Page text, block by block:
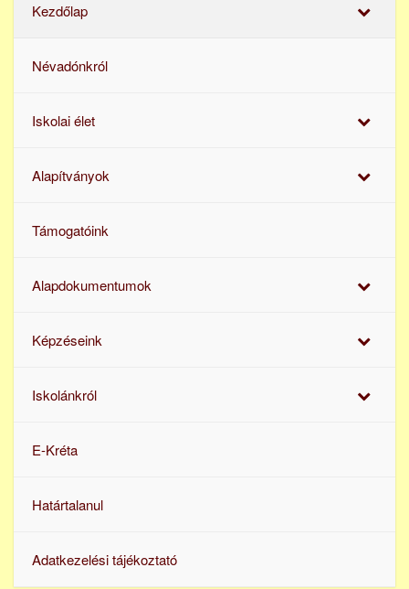
Kezdőlap
Névadónkról
Iskolai élet
Alapítványok
Támogatóink
Alapdokumentumok
Képzéseink
Iskolánkról
E-Kréta
Határtalanul
Adatkezelési tájékoztató